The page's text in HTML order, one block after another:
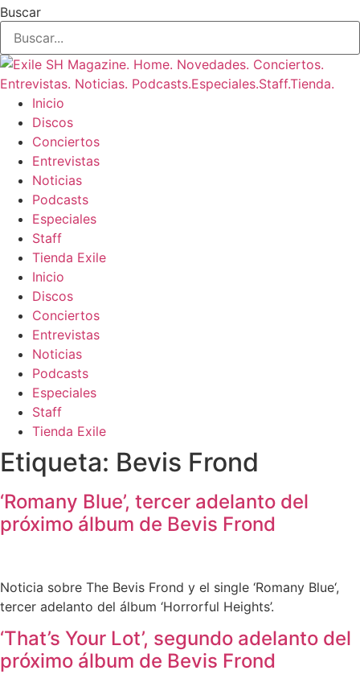
Buscar
Inicio
Discos
Conciertos
Entrevistas
Noticias
Podcasts
Especiales
Staff
Tienda Exile
Inicio
Discos
Conciertos
Entrevistas
Noticias
Podcasts
Especiales
Staff
Tienda Exile
Etiqueta: Bevis Frond
‘Romany Blue’, tercer adelanto del
próximo álbum de Bevis Frond
Noticia sobre The Bevis Frond y el single ‘Romany Blue‘,
tercer adelanto del álbum ‘Horrorful Heights’.
‘That’s Your Lot’, segundo adelanto del
próximo álbum de Bevis Frond